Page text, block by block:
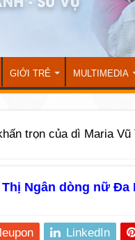
GIỚI TRẺ MULTIMEDIA
trọn của dì Maria Vũ
Ngân dòng nữ Đa
LinkedIn